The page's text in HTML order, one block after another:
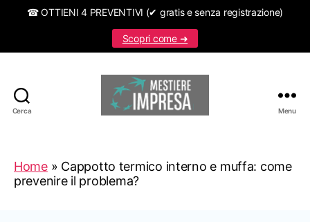
☎ OTTIENI 4 PREVENTIVI (✔ gratis e senza registrazione)
Scopri come ➜
Cerca Menu
Home» Cappotto termico interno e muffa: come
prevenire il problema?